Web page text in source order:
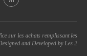
sur les achats remplissant les
and Developed by Les 2